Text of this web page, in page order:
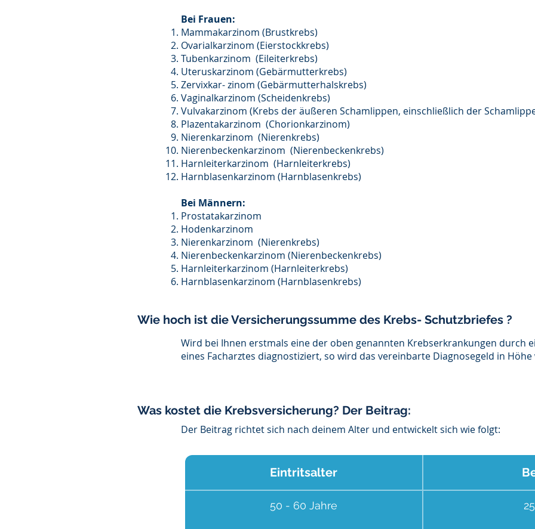
Bei Frauen:
Mammakarzinom (Brustkrebs)
Ovarialkarzinom (Eierstockkrebs)
Tubenkarzinom (Eileiterkrebs)
Uteruskarzinom (Gebärmutterkrebs)
Zervixkar- zinom (Gebärmutterhalskrebs)
Vaginalkarzinom (Scheidenkrebs)
Vulvakarzinom (Krebs der äußeren Schamlippen, einschließlich der
Plazentakarzinom (Chorionkarzinom)
Nierenkarzinom (Nierenkrebs)
Nierenbeckenkarzinom (Nierenbeckenkrebs)
Harnleiterkarzinom (Harnleiterkrebs)
Harnblasenkarzinom (Harnblasenkrebs)
Bei Männern:
Prostatakarzinom
Hodenkarzinom
Nierenkarzinom (Nierenkrebs)
Nierenbeckenkarzinom (Nierenbeckenkrebs)
Harnleiterkarzinom (Harnleiterkrebs)
Harnblasenkarzinom (Harnblasenkrebs)
Wie hoch ist die Versicherungssumme des Krebs- Schutzbriefes ?
Wird bei Ihnen erstmals eine der oben genannten Krebserkrankungen durch
eines Facharztes diagnostiziert, so wird das vereinbarte Diagnosegeld in Höhe
Was kostet die Krebsversicherung? Der Beitrag:
Der Beitrag richtet sich nach deinem Alter und entwickelt sich wie folgt:
Eintritsalter
50 - 60 Jahre